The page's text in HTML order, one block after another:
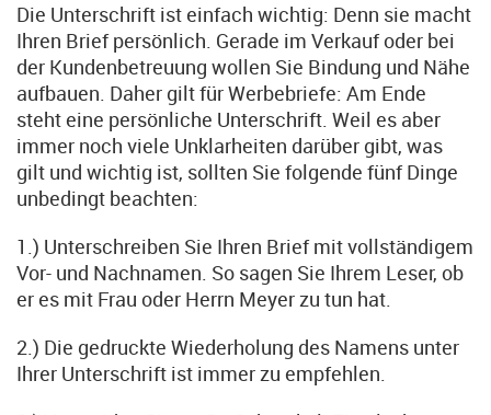
Die Unterschrift ist einfach wichtig: Denn sie macht
Ihren Brief persönlich. Gerade im Verkauf oder bei
der Kundenbetreuung wollen Sie Bindung und Nähe
aufbauen. Daher gilt für Werbebriefe: Am Ende
steht eine persönliche Unterschrift. Weil es aber
immer noch viele Unklarheiten darüber gibt, was
gilt und wichtig ist, sollten Sie folgende fünf Dinge
unbedingt beachten:
1.) Unterschreiben Sie Ihren Brief mit vollständigem
Vor- und Nachnamen. So sagen Sie Ihrem Leser, ob
er es mit Frau oder Herrn Meyer zu tun hat.
2.) Die gedruckte Wiederholung des Namens unter
Ihrer Unterschrift ist immer zu empfehlen.